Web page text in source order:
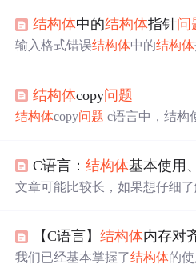
结构体中的结构体指针问
输入格式错误结构体中的结构体
的指针struct Ex d；进行初始化
x；y。将x中的结构体指针d指向
结构体copy问题
结构体copy问题 c语言中，结构
赋值的。另外，本文介绍下使用
些注意事项。 一.
结构体内存对
C语言：结构体基本使用
文章可能比较长，如果想仔细
与二级指针嵌套五、结构体偏移
结构体基本使用 基本规则与使
【C语言】结构体内存对
我们已经基本掌握了结构体的